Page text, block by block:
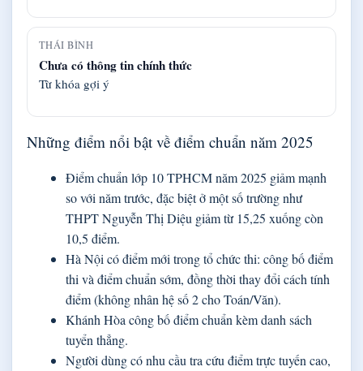
THÁI BÌNH
Chưa có thông tin chính thức
Từ khóa gợi ý
Những điểm nổi bật về điểm chuẩn năm 2025
Điểm chuẩn lớp 10 TPHCM năm 2025 giảm mạnh
so với năm trước, đặc biệt ở một số trường như
THPT Nguyễn Thị Diệu giảm từ 15,25 xuống còn
10,5 điểm.
Hà Nội có điểm mới trong tổ chức thi: công bố điểm
thi và điểm chuẩn sớm, đồng thời thay đổi cách tính
điểm (không nhân hệ số 2 cho Toán/Văn).
Khánh Hòa công bố điểm chuẩn kèm danh sách
tuyển thẳng.
Người dùng có nhu cầu tra cứu điểm trực tuyến cao,